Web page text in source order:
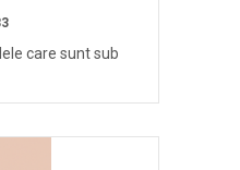
care sunt sub